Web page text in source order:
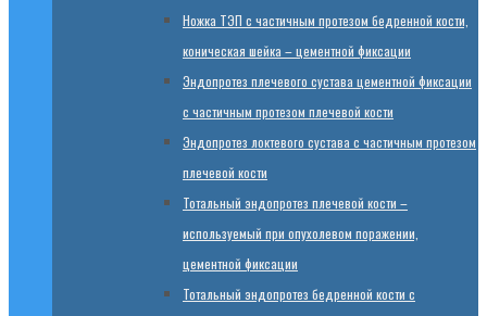
Ножка ТЭП с частичным протезом бедренной кости,
коническая шейка – цементной фиксации
Эндопротез плечевого сустава цементной фиксации
с частичным протезом плечевой кости
Эндопротез локтевого сустава с частичным протезом
плечевой кости
Тотальный эндопротез плечевой кости –
используемый при опухолевом поражении,
цементной фиксации
Тотальный эндопротез бедренной кости с